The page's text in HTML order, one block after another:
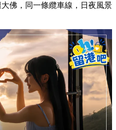
佛，同一條纜車線，日夜風景